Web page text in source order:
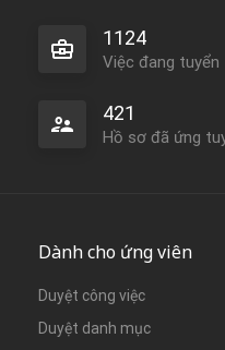
1124
Việc đang tuyển
421
Hồ sơ đã ứng
Dành cho ứng viên
Duyệt công việc
Duyệt danh mục